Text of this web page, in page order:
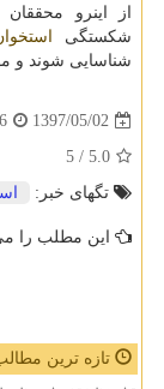
از اینرو
شكستگی
شناسایی شوند و
1397/05/02
5.0
/ 5
تگهای خبر:
این مطلب را
تازه ترین